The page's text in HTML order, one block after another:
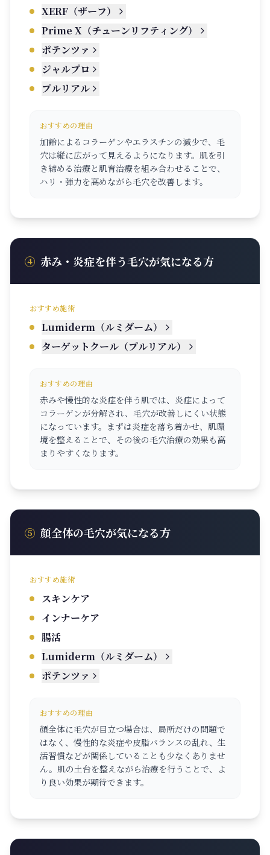
XERF（ザーフ）
Prime X（チューンリフティング）
ポテンツァ
ジャルプロ
プルリアル
おすすめの理由
加齢によるコラーゲンやエラスチンの減少で、毛
穴は縦に広がって見えるようになります。肌を引
き締める治療と肌育治療を組み合わせることで、
ハリ・弾力を高めながら毛穴を改善します。
④ 赤み・炎症を伴う毛穴が気になる方
おすすめ施術
Lumiderm（ルミダーム）
ターゲットクール（プルリアル）
おすすめの理由
赤みや慢性的な炎症を伴う肌では、炎症によって
コラーゲンが分解され、毛穴が改善しにくい状態
になっています。まずは炎症を落ち着かせ、肌環
境を整えることで、その後の毛穴治療の効果も高
まりやすくなります。
⑤ 顔全体の毛穴が気になる方
おすすめ施術
スキンケア
インナーケア
腸活
Lumiderm（ルミダーム）
ポテンツァ
おすすめの理由
顔全体に毛穴が目立つ場合は、局所だけの問題で
はなく、慢性的な炎症や皮脂バランスの乱れ、生
活習慣などが関係していることも少なくありませ
ん。肌の土台を整えながら治療を行うことで、よ
り良い効果が期待できます。